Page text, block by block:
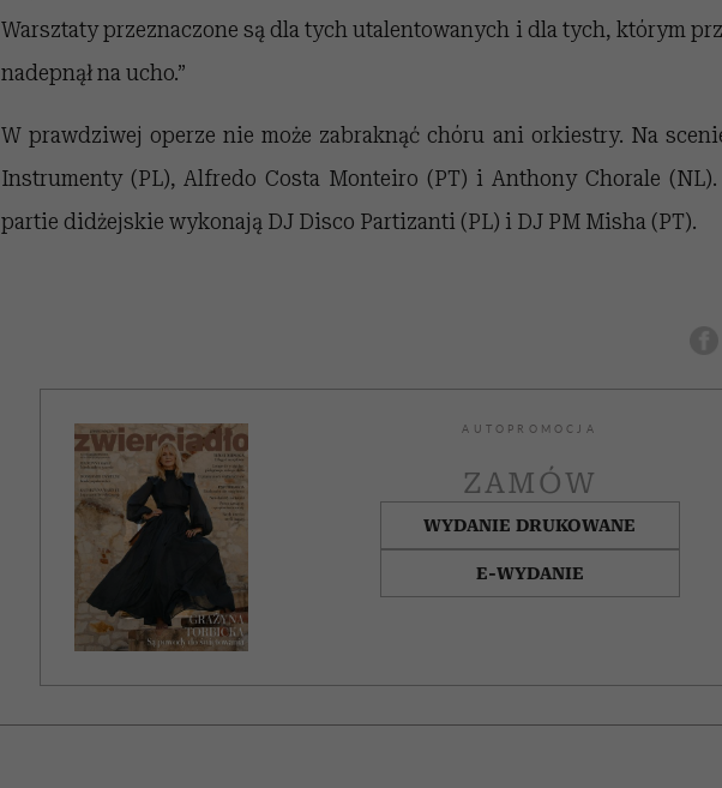
Warsztaty przeznaczone są dla tych utalentowanych i dla tych, którym
nadepnął na ucho.”
W prawdziwej operze nie może zabraknąć chóru ani orkiestry. Na
Instrumenty (PL), Alfredo Costa Monteiro (PT) i Anthony Chorale
partie didżejskie wykonają DJ Disco Partizanti (PL) i DJ PM Misha (PT).
AUTOPROMOCJA
ZAMÓW
WYDANIE DRUKOWANE
E-WYDANIE